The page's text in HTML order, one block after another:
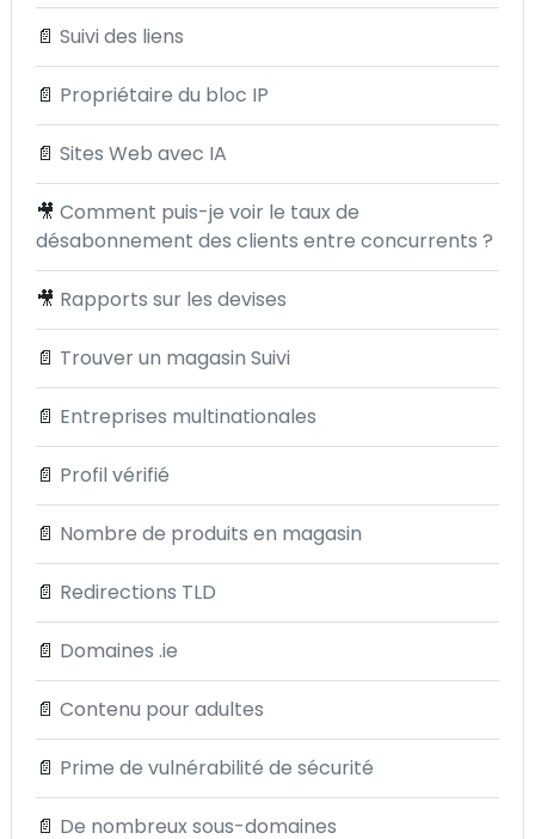
📄 Suivi des liens
📄 Propriétaire du bloc IP
📄 Sites Web avec IA
🎥 Comment puis-je voir le taux de
désabonnement des clients entre concurrents ?
🎥 Rapports sur les devises
📄 Trouver un magasin Suivi
📄 Entreprises multinationales
📄 Profil vérifié
📄 Nombre de produits en magasin
📄 Redirections TLD
📄 Domaines .ie
📄 Contenu pour adultes
📄 Prime de vulnérabilité de sécurité
📄 De nombreux sous-domaines